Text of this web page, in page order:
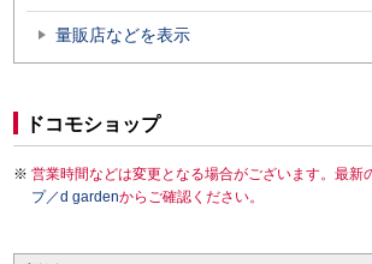
量販店などを表示
ドコモショップ
営業時間などは変更となる場合がございます。最新
プ／d gardenからご確認ください。